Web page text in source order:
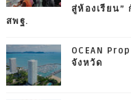
สู่ห้องเรียน
สพฐ.
OCEAN
จังหวัด